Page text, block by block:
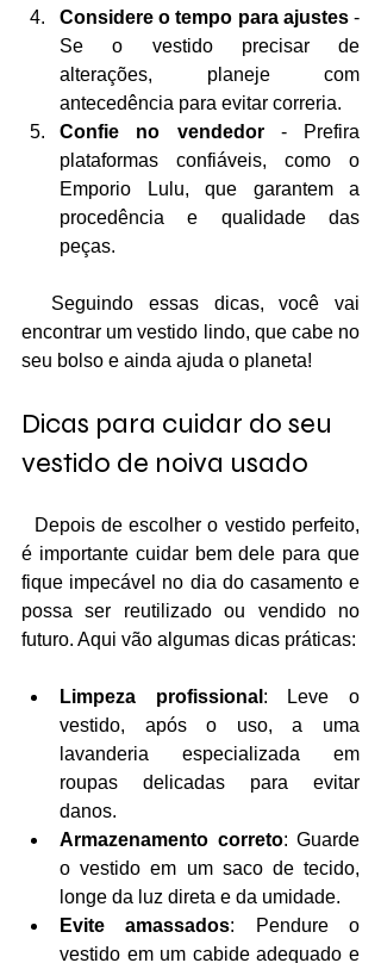
Considere o tempo para ajustes -
Se o vestido precisar de
alterações, planeje com
antecedência para evitar correria.
Confie no vendedor - Prefira
plataformas confiáveis, como o
Emporio Lulu, que garantem a
procedência e qualidade das
peças.
encontrar um vestido lindo, que cabe no
seu bolso e ainda ajuda o planeta!
Dicas para cuidar do seu
vestido de noiva usado
é importante cuidar bem dele para que
fique impecável no dia do casamento e
possa ser reutilizado ou vendido no
futuro. Aqui vão algumas dicas práticas:
Limpeza profissional : Leve o
vestido, após o uso, a uma
lavanderia especializada em
roupas delicadas para evitar
danos.
Armazenamento correto: Guarde
o vestido em um saco de tecido,
longe da luz direta e da umidade.
Evite amassados: Pendure o
vestido em um cabide adequado e